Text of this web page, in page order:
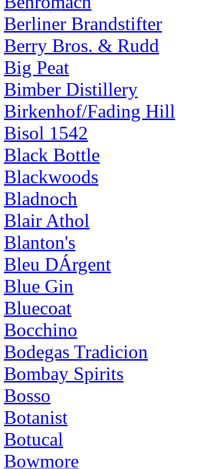
Berliner Brandstifter
Berry Bros. & Rudd
Big Peat
Bimber Distillery
Birkenhof/Fading Hill
Bisol 1542
Black Bottle
Blackwoods
Bladnoch
Blair Athol
Blanton's
Bleu DÁrgent
Blue Gin
Bluecoat
Bocchino
Bodegas Tradicion
Bombay Spirits
Bosso
Botanist
Botucal
Bowmore